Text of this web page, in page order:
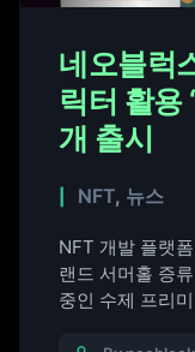
네오블럭
릭터 활용
개 출시
NFT, 뉴스
NFT 개발 플랫
랜드 서머홀 증
중인 수제 프리